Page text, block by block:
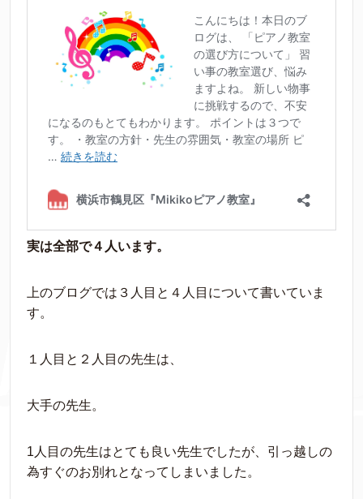
実は全部で４人います。
上のブログでは３人目と４人目について書いていま
す。
１人目と２人目の先生は、
大手の先生。
1人目の先生はとても良い先生でしたが、引っ越しの
為すぐのお別れとなってしまいました。